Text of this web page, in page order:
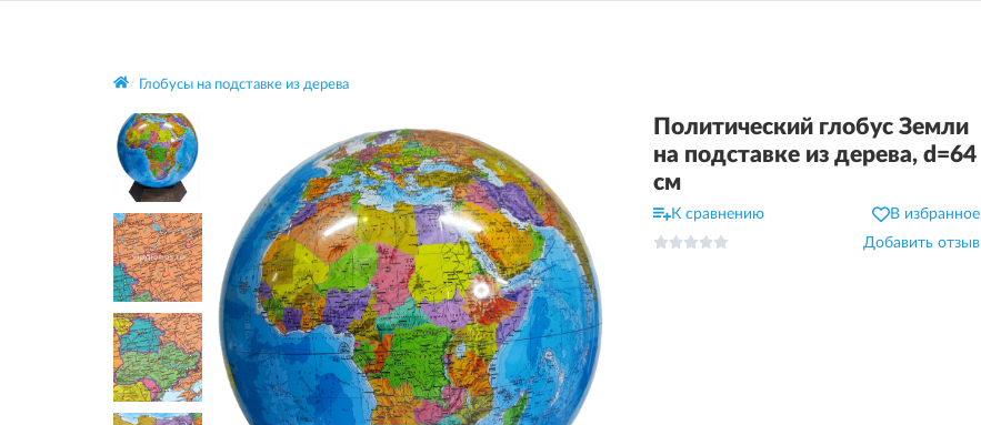
Глобусы на подставке из дерева
Политический глобус Земли
на подставке из дерева, d=64
см
К сравнению
В избранное
Добавить отзыв